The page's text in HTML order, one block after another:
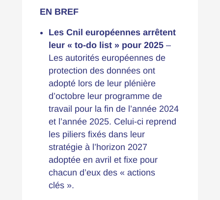
EN BREF
Les Cnil européennes arrêtent
leur « to-do list » pour 2025–
Les autorités européennes de
protection des données ont
adopté lors de leur plénière
d’octobre leur programme de
travail pour la fin de l’année 2024
et l’année 2025. Celui-ci reprend
les piliers fixés dans leur
stratégieà l’horizon 2027
adoptée en avril et fixe pour
chacun d’eux des « actions
clés ».